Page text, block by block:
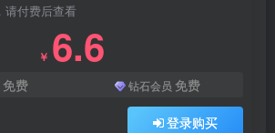
请付费后查看
￥ 6.6
免费 钻石会员 免费
登录购买